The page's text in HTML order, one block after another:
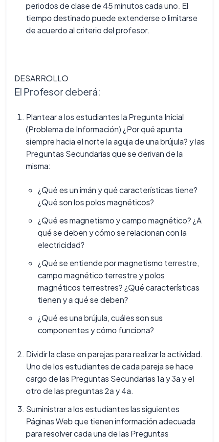
periodos de clase de 45 minutos cada uno. El
tiempo destinado puede extenderse o limitarse
de acuerdo al criterio del profesor.
DESARROLLO
El Profesor deberá:
Plantear a los estudiantes la Pregunta Inicial
(Problema de Información) ¿Por qué apunta
siempre hacia el norte la aguja de una brújula? y las
Preguntas Secundarias que se derivan de la
misma:
¿Qué es un imán y qué características tiene?
¿Qué son los polos magnéticos?
¿Qué es magnetismo y campo magnético? ¿A
qué se deben y cómo se relacionan con la
electricidad?
¿Qué se entiende por magnetismo terrestre,
campo magnético terrestre y polos
magnéticos terrestres? ¿Qué características
tienen y a qué se deben?
¿Qué es una brújula, cuáles son sus
componentes y cómo funciona?
Dividir la clase en parejas para realizar la actividad.
Uno de los estudiantes de cada pareja se hace
cargo de las Preguntas Secundarias 1a y 3a y el
otro de las preguntas 2a y 4a.
Suministrar a los estudiantes las siguientes
Páginas Web que tienen información adecuada
para resolver cada una de las Preguntas